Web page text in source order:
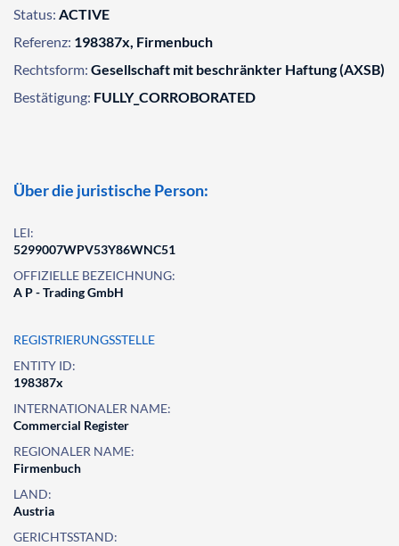
Status: ACTIVE
Referenz: 198387x, Firmenbuch
Rechtsform: Gesellschaft mit beschränkter Haftung (AXSB)
Bestätigung: FULLY_CORROBORATED
Über die juristische Person:
LEI:
5299007WPV53Y86WNC51
OFFIZIELLE BEZEICHNUNG:
A P - Trading GmbH
REGISTRIERUNGSSTELLE
ENTITY ID:
198387x
INTERNATIONALER NAME:
Commercial Register
REGIONALER NAME:
Firmenbuch
LAND:
Austria
GERICHTSSTAND: